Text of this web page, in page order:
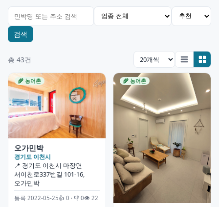
검색
총 43건
🌾 농어촌
오가민박
경기도 이천시
📍 경기도 이천시 마장면
서이천로337번길 101-16,
오가민박
등록 2022-05-25👍 0 · 👎 0👁 22
🌾 농어촌